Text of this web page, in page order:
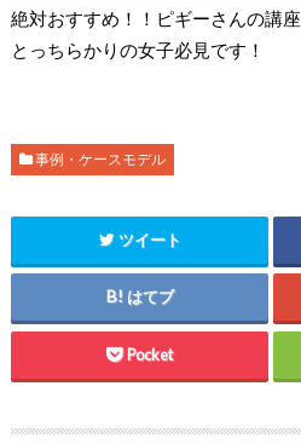
絶対おすすめ！！ピギーさんの講座
とっちらかりの女子必見です！
事例・ケースモデル
ツイート
はてブ
Pocket